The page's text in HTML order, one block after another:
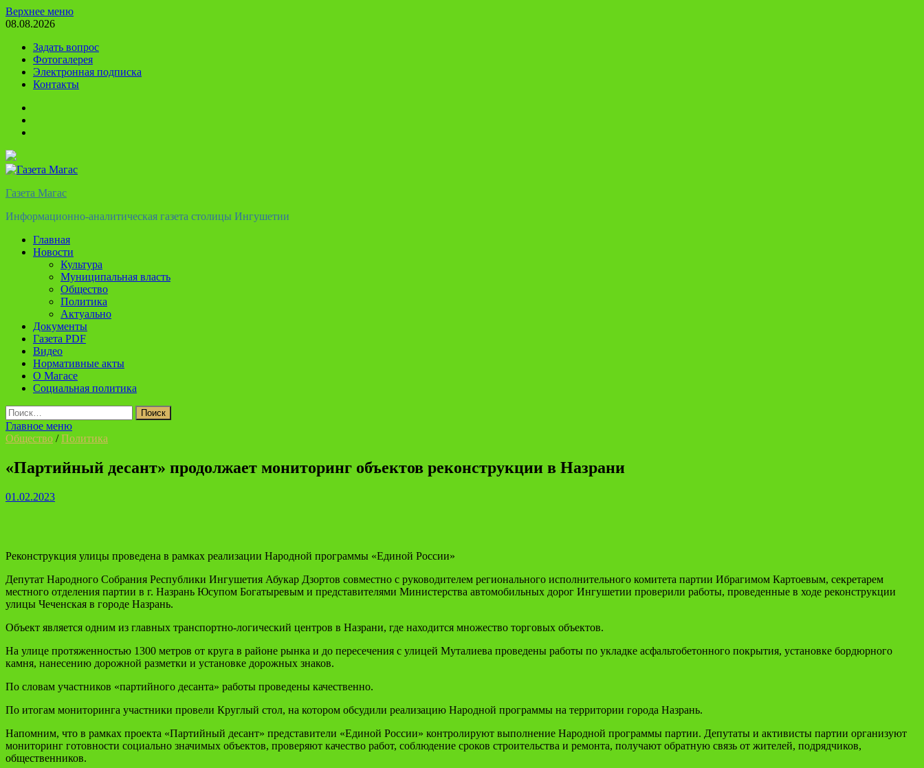
Перейти
к
Верхнее меню
08.08.2026
Задать вопрос
Фотогалерея
Электронная подписка
Контакты
Газета Магас
Информационно-аналитическая газета столицы Ингушетии
Главная
Новости
Культура
Муниципальная власть
Общество
Политика
Актуально
Документы
Газета PDF
Видео
Нормативные акты
О Магасе
Социальная политика
Найти:
Главное меню
Общество /Политика
«Партийный десант» продолжает мониторинг объектов реконструкции в Назрани
01.02.2023
Реконструкция улицы проведена в рамках реализации Народной программы «Единой России»
Депутат Народного Собрания Республики Ингушетия Абукар Дзортов совместно с руководителем регионального исполнительного комитета партии Ибрагимом Картоевым, секретарем
местного отделения партии в г. Назрань Юсупом Богатыревым и представителями Министерства автомобильных дорог Ингушетии проверили работы, проведенные в ходе реконструкции
улицы Чеченская в городе Назрань.
Объект является одним из главных транспортно-логический центров в Назрани, где находится множество торговых объектов.
На улице протяженностью 1300 метров от круга в районе рынка и до пересечения с улицей Муталиева проведены работы по укладке асфальтобетонного покрытия, установке бордюрного
камня, нанесению дорожной разметки и установке дорожных знаков.
По словам участников «партийного десанта» работы проведены качественно.
По итогам мониторинга участники провели Круглый стол, на котором обсудили реализацию Народной программы на территории города Назрань.
Напомним, что в рамках проекта «Партийный десант» представители «Единой России» контролируют выполнение Народной программы партии. Депутаты и активисты партии организуют
мониторинг готовности социально значимых объектов, проверяют качество работ, соблюдение сроков строительства и ремонта, получают обратную связь от жителей, подрядчиков,
общественников.